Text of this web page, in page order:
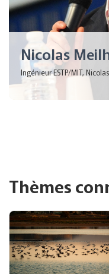
Nicolas
Ingénieur ESTP/MIT,
Thèmes